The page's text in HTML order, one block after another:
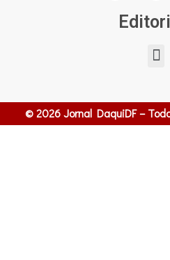
© 2026 Jornal DaquiDF –